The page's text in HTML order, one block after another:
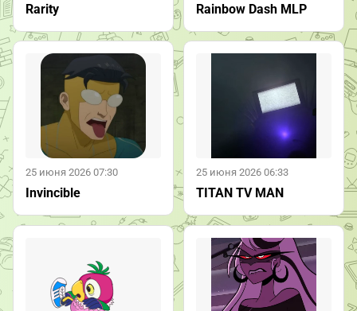
Rarity Rainbow Dash MLP
25 июня 2026 07:30
Invincible
25 июня 2026 06:33
TITAN TV MAN